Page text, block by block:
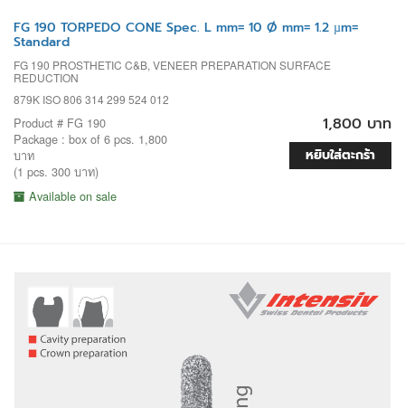
FG 190 TORPEDO CONE Spec. L mm= 10 Ø mm= 1.2 µm=
Standard
FG 190 PROSTHETIC C&B, VENEER PREPARATION SURFACE
REDUCTION
879K ISO 806 314 299 524 012
Product # FG 190
Package : box of 6 pcs. 1,800
บาท
(1 pcs. 300 บาท)
Available on sale
1,800 บาท
หยิบใส่ตะกร้า